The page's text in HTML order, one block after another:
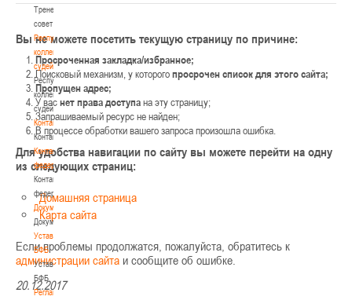
Тренерский
совет
Республиканская
коллегия
судей
Республиканская
коллегия
судей
Контакты
Контакты
Контакты
федерации
Контакты
федерации
Документы
Документы
Устав
БФБ
Устав
БФБ
Регламентирующие
Вы не можете посетить текущую страницу по причине:
Просроченная закладка/избранное;
Поисковый механизм, у которогопросрочен список для этого сайта;
Пропущен адрес;
У васнет права доступана эту страницу;
Запрашиваемый ресурс не найден;
В процессе обработки вашего запроса произошла ошибка.
Для удобства навигации по сайту вы можете перейти на одну
из следующих страниц:
Домашняя страница
Карта сайта
Если проблемы продолжатся, пожалуйста, обратитесь к
администрации сайта и сообщите об ошибке.
20.12.2017